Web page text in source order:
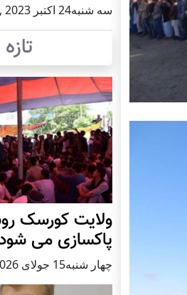
سه شنبه24 اكتبر 2023 ,
ولایت کورسک
پاکسازی می شود
چهار شنبه15 جولای 2026